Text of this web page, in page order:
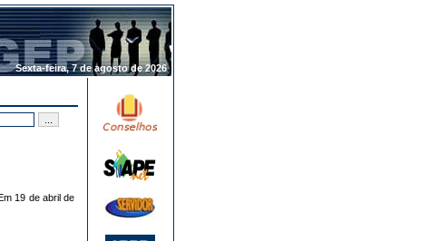
Sexta-feira, 7 de agosto de 2026.
19 de abril de